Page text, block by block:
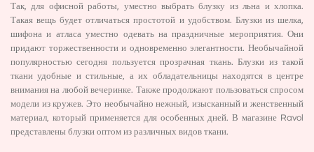
Так, для офисной работы, уместно выбрать блузку из льна и хлопка.
Такая вещь будет отличаться простотой и удобством. Блузки из шелка,
шифона и атласа уместно одевать на праздничные мероприятия. Они
придают торжественности и одновременно элегантности. Необычайной
популярностью сегодня пользуется прозрачная ткань. Блузки из такой
ткани удобные и стильные, а их обладательницы находятся в центре
внимания на любой вечеринке. Также продолжают пользоваться спросом
модели из кружев. Это необычайно нежный, изысканный и женственный
материал, который применяется для особенных дней. В магазине Ravol
представлены блузки оптом из различных видов ткани.